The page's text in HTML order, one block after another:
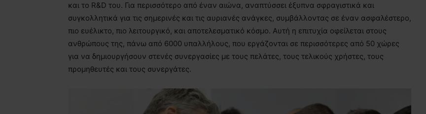
και το R&D του. Για περισσότερο από έναν αιώνα, αναπτύσσει έξυπνα σφραγιστικά και
συγκολλητικά για τις σημερινές και τις αυριανές ανάγκες, συμβάλλοντας σε έναν ασφαλέστερο,
πιο ευέλικτο, πιο λειτουργικό, και αποτελεσματικό κόσμο. Αυτή η επιτυχία οφείλεται στους
ανθρώπους της, πάνω από 6000 υπαλλήλους, που εργάζονται σε περισσότερες από 50 χώρες
για να δημιουργήσουν στενές συνεργασίες με τους πελάτες, τους τελικούς χρήστες, τους
προμηθευτές και τους συνεργάτες.